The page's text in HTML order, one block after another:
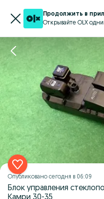
Продолжить в
Открывайте OLX
Опубликовано сегодня в 06:09
Блок управления